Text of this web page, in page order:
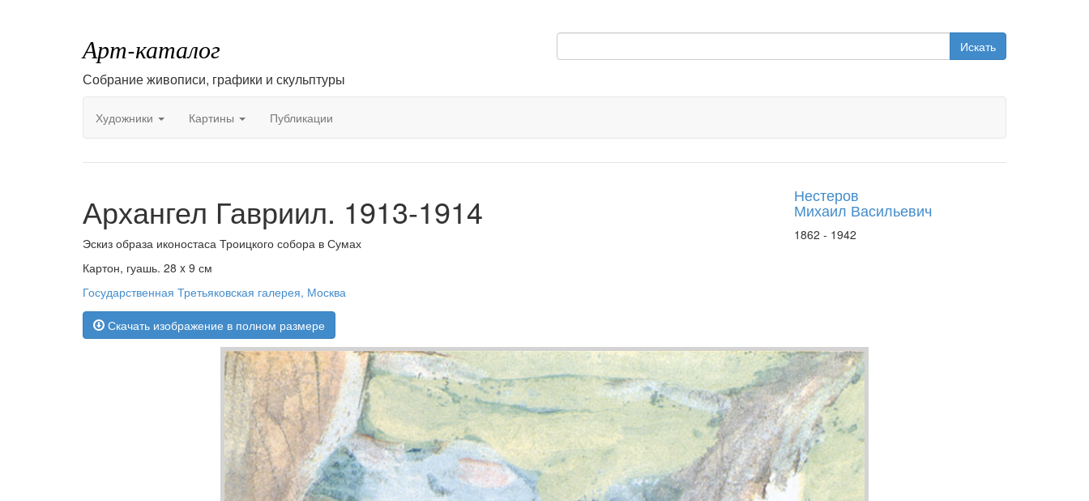
Арт-каталог
Собрание живописи, графики и скульптуры
Искать
Художники Картины Публикации
Архангел Гавриил. 1913-1914
Эскиз образа иконостаса Троицкого собора в Сумах
Картон, гуашь. 28 x 9 см
Государственная Третьяковская галерея, Москва
Скачать изображение в полном размере
Нестеров
Михаил Васильевич
1862 - 1942